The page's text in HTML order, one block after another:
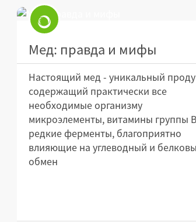
Мед: правда и мифы
Настоящий мед - уникальный
содержащий практически все
необходимые организму
микроэлементы, витамины группы
редкие ферменты, благоприятно
влияющие на углеводный и
обмен